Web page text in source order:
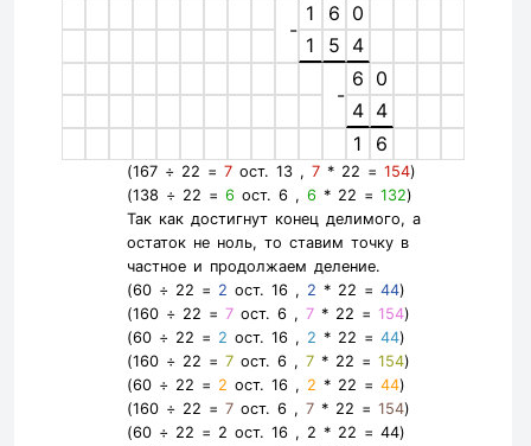
-
1 6 0
1
5 4
-
6 0
4 4
1
6
(167 ÷ 22 = 7ост. 13 , 7* 22 = 154)
(138 ÷ 22 = 6 ост. 6 , 6 * 22 = 132)
Так как достигнут конец делимого, а
остаток не ноль, то ставим точку в
частное и продолжаем деление.
(60 ÷ 22 = 2 ост. 16 , 2 * 22 = 44)
(160 ÷ 22 = 7ост. 6 , 7* 22 = 154)
(60 ÷ 22 = 2 ост. 16 , 2 * 22 = 44)
(160 ÷ 22 = 7ост. 6 , 7* 22 = 154)
(60 ÷ 22 = 2 ост. 16 , 2 * 22 = 44)
(160 ÷ 22 = 7ост. 6 , 7* 22 = 154)
(60 ÷ 22 = 2 ост. 16 , 2 * 22 = 44)